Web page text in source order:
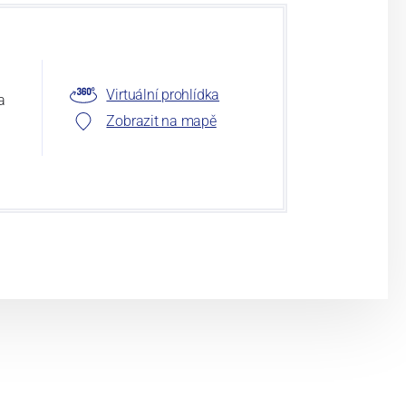
Virtuální prohlídka
Zobrazit na mapě